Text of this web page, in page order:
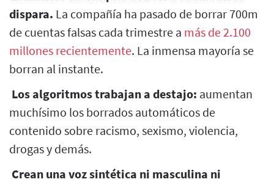
dispara. La compañía ha pasado de borrar 700m
de cuentas falsas cada trimestre a más de 2.100
millones recientemente. La inmensa mayoría se
borran al instante.
Los algoritmos trabajan a destajo: aumentan
muchísimo los borrados automáticos de
contenido sobre racismo, sexismo, violencia,
drogas y demás.
Crean una voz sintética ni masculina ni